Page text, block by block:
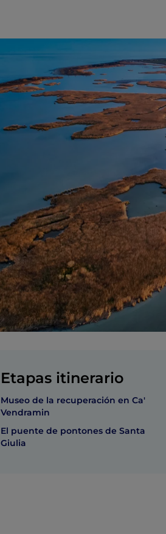
Etapas itinerario
Museo de la recuperación en Ca'
Vendramin
El puente de pontones de Santa
Giulia